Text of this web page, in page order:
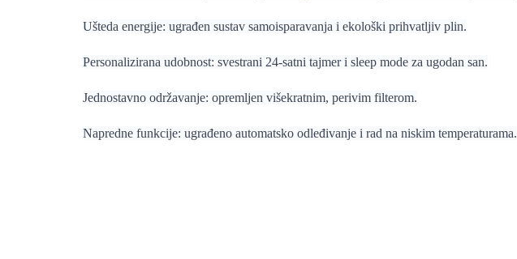
Ušteda energije: ugrađen sustav samoisparavanja i ekološki prihvatljiv plin.
Personalizirana udobnost: svestrani 24-satni tajmer i sleep mode za ugodan san.
Jednostavno održavanje: opremljen višekratnim, perivim filterom.
Napredne funkcije: ugrađeno automatsko odleđivanje i rad na niskim temperaturama.